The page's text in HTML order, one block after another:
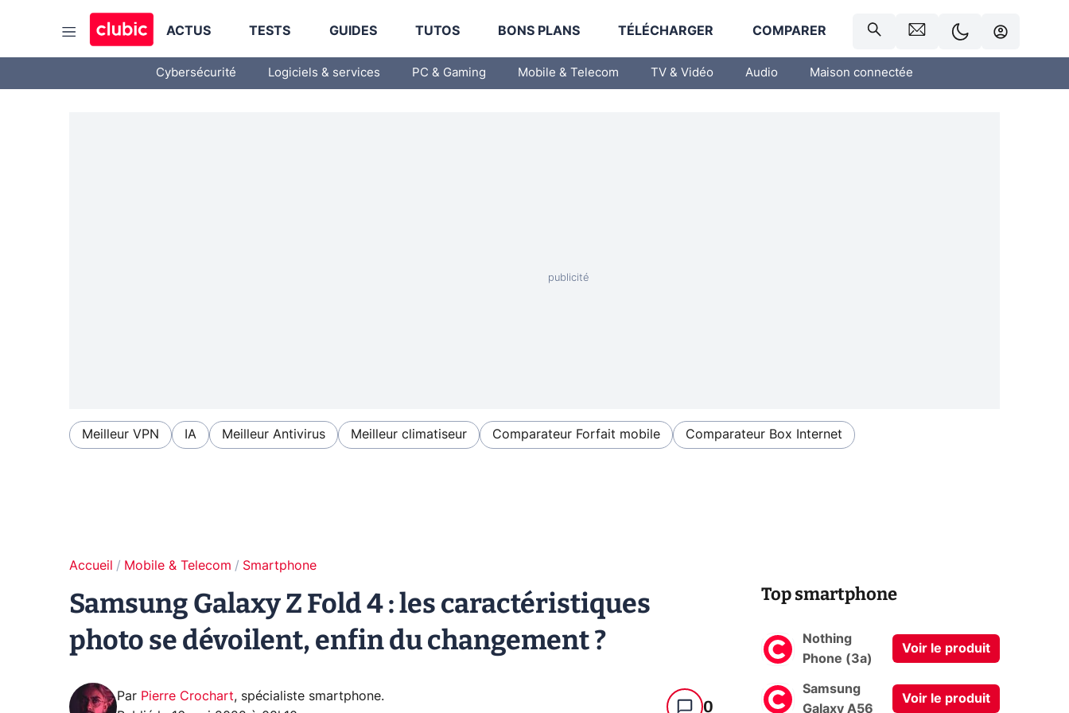
ACTUS TESTS GUIDES TUTOS BONS PLANS TÉLÉCHARGER COMPARER
Cybersécurité Logiciels & services PC & Gaming Mobile & Telecom TV & Vidéo Audio Maison connectée
Meilleur VPN IA Meilleur Antivirus Meilleur climatiseur Comparateur Forfait mobile Comparateur Box Internet
Accueil Mobile & Telecom Smartphone
Samsung Galaxy Z Fold 4 : les caractéristiques
photo se dévoilent, enfin du changement ?
Par Pierre Crochart, spécialiste smartphone.
0
Top smartphone
Nothing
Phone (3a)
Voir le produit
Samsung
Galaxy A56
Voir le produit